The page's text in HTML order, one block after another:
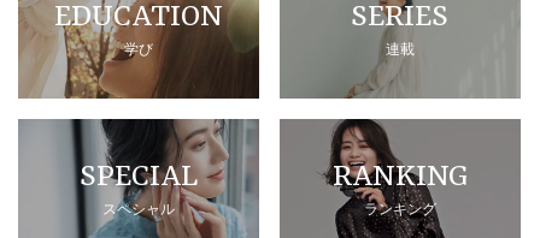
EDUCATION
学び
SERIES
連載
SPECIAL
スペシャル
RANKING
ランキング